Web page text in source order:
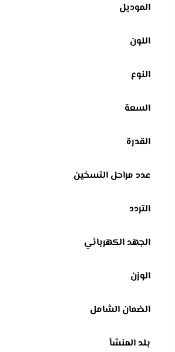
الموديل
اللون
النوع
السعة
القدرة
عدد مراحل التسخين
التردد
الجهد الكهربائي
الوزن
الضمان الشامل
بلد المنشأ